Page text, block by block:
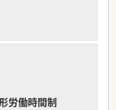
労働時間制